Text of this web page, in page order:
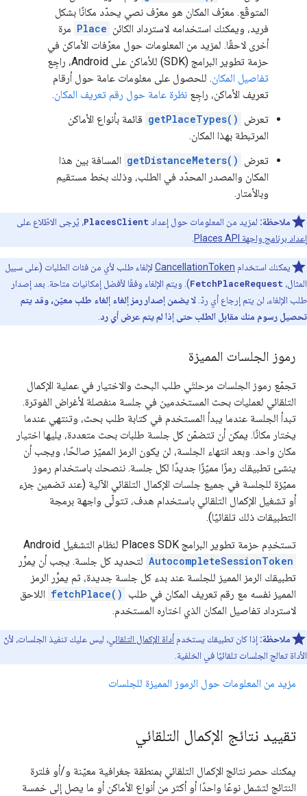
المتوقّع. معرّف المكان هو معرّف نصي يحدّد مكانًا بشكل
فريد، ويمكنك استخدامه لاسترداد الكائن
Place مرة
أخرى لاحقًا. لمزيد من المعلومات حول معرّفات الأماكن في
حزمة تطوير البرامج (SDK) للأماكن على Android، راجِع
تفاصيل المكان . للحصول على معلومات عامة حول أرقام
تعريف الأماكن، راجِع نظرة عامة حول رقم تعريف المكان .
تعرض
getPlaceTypes() قائمة بأنواع الأماكن
المرتبطة بهذا المكان.
تعرض
getDistanceMeters() المسافة بين هذا
المكان والمصدر المحدّد في الطلب، وذلك بخط مستقيم
وبالأمتار.
ملاحظة: لمزيد من المعلومات حول إعداد PlacesClient، يُرجى الاطّلاع على
إعداد برنامج واجهة Places API
يمكنك استخدام CancellationToken لإلغاء طلب لأي من فئات الطلبات (على سبيل
المثال، FetchPlaceRequest). ويتم الإلغاء وفقًا لأفضل إمكانيات متاحة. بعد إصدار
طلب الإلغاء، لن يتم إرجاع أي ردّ. لا يضمن إصدار رمز إلغاء إلغاء طلب معيّن، وقد يتم
تحصيل رسوم منك مقابل الطلب حتى إذا لم يتم عرض أي رد
رموز الجلسات المميزة
تجمّع رموز الجلسات مرحلتَي طلب البحث والاختيار في عملية الإكمال
التلقائي لعمليات بحث المستخدمين في جلسة منفصلة لأغراض الفوترة.
تبدأ الجلسة عندما يبدأ المستخدم في كتابة طلب بحث، وتنتهي عندما
يختار مكانًا. يمكن أن تتضمّن كل جلسة طلبات بحث متعددة، يليها اختيار
مكان واحد. وبعد انتهاء الجلسة، لن يكون الرمز المميّز صالحًا، ويجب أن
ينشئ تطبيقك رمزًا مميّزًا جديدًا لكل جلسة. ننصحك باستخدام رموز
مميّزة للجلسة في جميع جلسات الإكمال التلقائي الآلية (عند تضمين جزء
أو تشغيل الإكمال التلقائي باستخدام هدف، تتولّى واجهة برمجة
التطبيقات ذلك تلقائيًا).
تستخدِم حزمة تطوير البرامج Places SDK لنظام التشغيل Android
AutocompleteSessionToken لتحديد كل جلسة. يجب أن يمرِّر
تطبيقك الرمز المميز للجلسة عند بدء كل جلسة جديدة، ثم يمرِّر الرمز
المميز نفسه مع رقم تعريف المكان في طلب fetchPlace() اللاحق
لاسترداد تفاصيل المكان الذي اختاره المستخدم.
ملاحظة: إذا كان تطبيقك يستخدم أداة الإكمال التلقائي ، ليس عليك تنفيذ الجلسات، لأنّ
الأداة تعالج الجلسات تلقائيًا في الخلفية.
مزيد من المعلومات حول الرموز المميزة للجلسات
تقييد نتائج الإكمال التلقائي
يمكنك حصر نتائج الإكمال التلقائي بمنطقة جغرافية معيّنة و/أو فلترة
النتائج لتشمل نوعًا واحدًا أو أكثر من أنواع الأماكن أو ما يصل إلى خمسة